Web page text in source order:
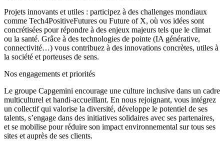
Projets innovants et utiles : participez à des challenges mondiaux
comme Tech4PositiveFutures ou Future of X, où vos idées sont
concrétisées pour répondre à des enjeux majeurs tels que le climat
ou la santé. Grâce à des technologies de pointe (IA générative,
connectivité…) vous contribuez à des innovations concrètes, utiles à
la société et porteuses de sens.
Nos engagements et priorités
Le groupe Capgemini encourage une culture inclusive dans un cadre
multiculturel et handi-accueillant. En nous rejoignant, vous intégrez
un collectif qui valorise la diversité, développe le potentiel de ses
talents, s’engage dans des initiatives solidaires avec ses partenaires,
et se mobilise pour réduire son impact environnemental sur tous ses
sites et auprès de ses clients.